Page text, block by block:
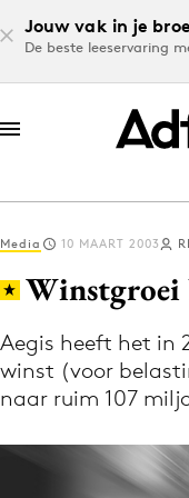
Jouw vak in je
De beste leeservaring
Log in
Volg het
Media 10 MAART 2003
Winstgroei
Aegis heeft het in
winst (voor
naar ruim 107